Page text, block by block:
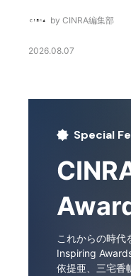
by CINRA編集部
2026.08.07
Special
これからの時代
Inspiring
依提亜、三宅香